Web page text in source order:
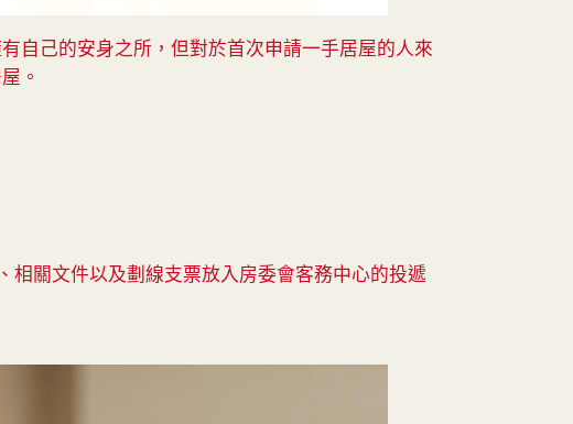
自己的安身之所，但對於首次申請一手居屋的人來
。
相關文件以及劃線支票放入房委會客務中心的投遞